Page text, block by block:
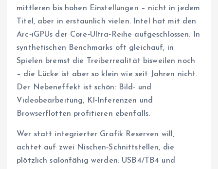
mittleren bis hohen Einstellungen – nicht in jedem
Titel, aber in erstaunlich vielen. Intel hat mit den
Arc‑iGPUs der Core‑Ultra‑Reihe aufgeschlossen: In
synthetischen Benchmarks oft gleichauf, in
Spielen bremst die Treiberrealität bisweilen noch
– die Lücke ist aber so klein wie seit Jahren nicht.
Der Nebeneffekt ist schön: Bild‑ und
Videobearbeitung, KI‑Inferenzen und
Browserflotten profitieren ebenfalls.
Wer statt integrierter Grafik Reserven will,
achtet auf zwei Nischen‑Schnittstellen, die
plötzlich salonfähig werden: USB4/TB4 und